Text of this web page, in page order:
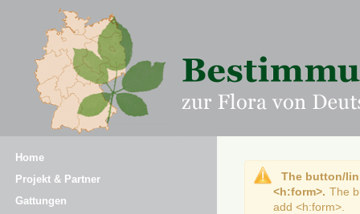
Home
Projekt & Partner
Gattungen
The button/
<h:form>. The
add <h:form>.